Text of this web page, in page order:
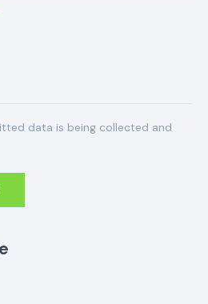
data is being collected and